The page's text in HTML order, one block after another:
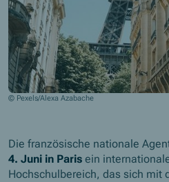
© Pexels/Alexa Azabache
Die französische nationale
4. Juni in Paris ein
Hochschulbereich, das sich mit